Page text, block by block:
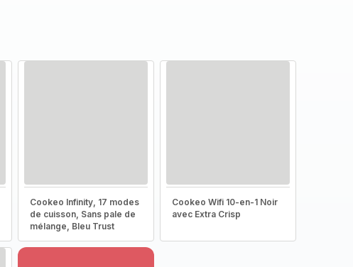
Cookeo Infinity, 17 modes
de cuisson, Sans pale de
mélange, Bleu Trust
Cookeo Wifi 10-en-1 Noir
avec Extra Crisp